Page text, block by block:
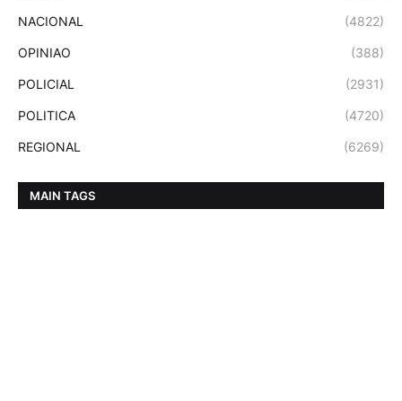
NACIONAL (4822)
OPINIAO (388)
POLICIAL (2931)
POLITICA (4720)
REGIONAL (6269)
MAIN TAGS